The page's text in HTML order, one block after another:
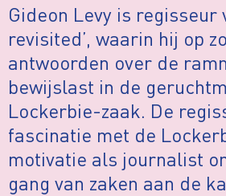
Gideon Levy is regisseur
revisited’, waarin hij op
antwoorden over de
bewijslast in de
Lockerbie-zaak. De
fascinatie met de
motivatie als journalist
gang van zaken aan de